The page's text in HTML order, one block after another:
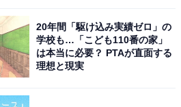
night』は初のヒットとなり、
ブルミリオンのヒットを記録。
役として出演した1993年のドラ
20年間「駆け込み実績ゼロ」の
学校も…「こども110番の家」
は本当に必要？ PTAが直面する
理想と現実